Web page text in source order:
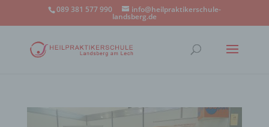
089 381 577 990 info@heilpraktikerschule-
landsberg.de